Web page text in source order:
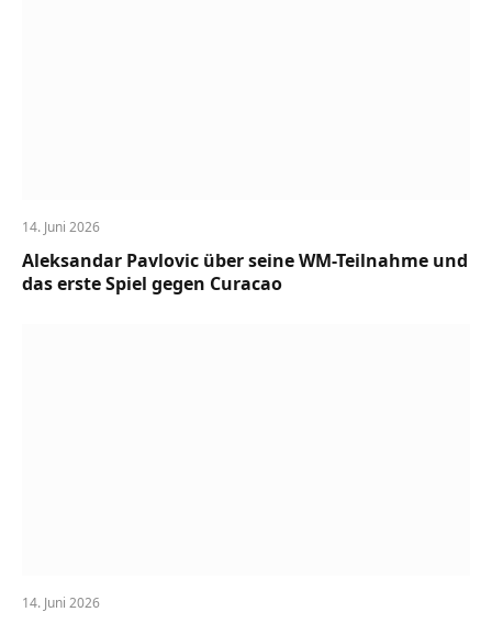
14. Juni 2026
Aleksandar Pavlovic über seine WM-Teilnahme und
das erste Spiel gegen Curacao
14. Juni 2026